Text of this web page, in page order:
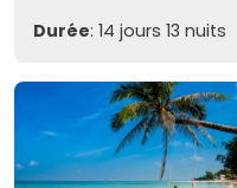
Durée: 14 jours 13 nuits